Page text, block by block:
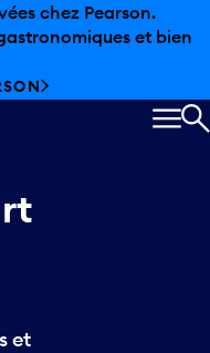
chez Pearson.
et bien
et